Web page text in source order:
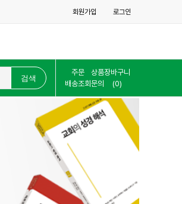
회원가입 로그인
주문
배송조회
상품
문의
장바구니
(0)